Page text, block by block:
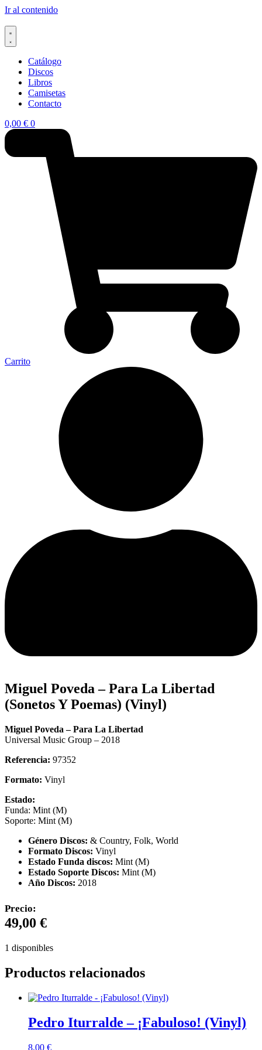
Ir al contenido
Catálogo
Discos
Libros
Camisetas
Contacto
0,00 € 0
Carrito
Miguel Poveda – Para La Libertad
(Sonetos Y Poemas) (Vinyl)
Miguel Poveda – Para La Libertad
Universal Music Group – 2018
Referencia: 97352
Formato: Vinyl
Estado:
Funda: Mint (M)
Soporte: Mint (M)
Género Discos: & Country, Folk, World
Formato Discos: Vinyl
Estado Funda discos: Mint (M)
Estado Soporte Discos: Mint (M)
Año Discos: 2018
Precio:
49,00 €
1 disponibles
Productos relacionados
Pedro Iturralde – ¡Fabuloso! (Vinyl)
8,00 €